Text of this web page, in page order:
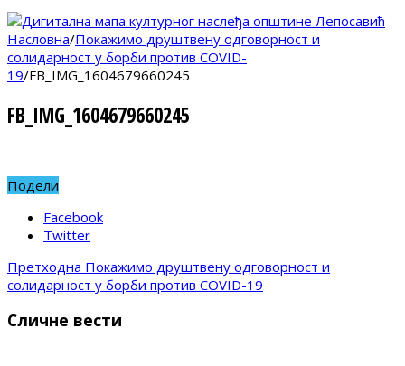
Насловна/Покажимо друштвену одговорност и
солидарност у борби против COVID-
19/FB_IMG_1604679660245
FB_IMG_1604679660245
Подели
Facebook
Twitter
Претходна Покажимо друштвену одговорност и
солидарност у борби против COVID-19
Сличне вести